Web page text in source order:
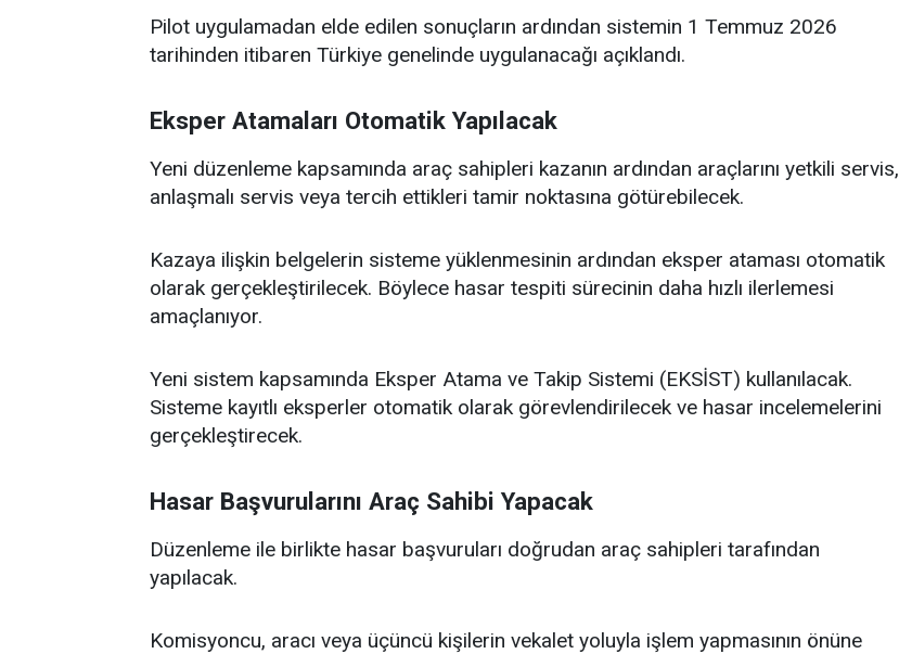
Pilot uygulamadan elde edilen sonuçların ardından sistemin 1 Temmuz 2026
tarihinden itibaren Türkiye genelinde uygulanacağı açıklandı.
Eksper Atamaları Otomatik Yapılacak
Yeni düzenleme kapsamında araç sahipleri kazanın ardından araçlarını yetkili servis,
anlaşmalı servis veya tercih ettikleri tamir noktasına götürebilecek.
Kazaya ilişkin belgelerin sisteme yüklenmesinin ardından eksper ataması otomatik
olarak gerçekleştirilecek. Böylece hasar tespiti sürecinin daha hızlı ilerlemesi
amaçlanıyor.
Yeni sistem kapsamında Eksper Atama ve Takip Sistemi (EKSİST) kullanılacak.
Sisteme kayıtlı eksperler otomatik olarak görevlendirilecek ve hasar incelemelerini
gerçekleştirecek.
Hasar Başvurularını Araç Sahibi Yapacak
Düzenleme ile birlikte hasar başvuruları doğrudan araç sahipleri tarafından
yapılacak.
Komisyoncu, aracı veya üçüncü kişilerin vekalet yoluyla işlem yapmasının önüne